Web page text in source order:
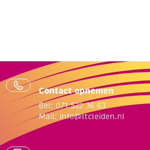
Contact opnemen
Bel: 071 522 36 63
Mail: info@ltcleiden.nl